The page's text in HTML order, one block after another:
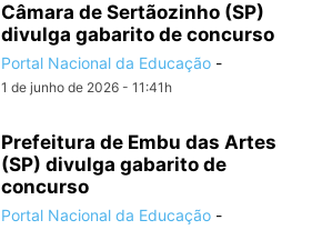
Câmara de Sertãozinho (SP)
divulga gabarito de concurso
Portal Nacional da Educação -
1 de junho de 2026 - 11:41h
Prefeitura de Embu das Artes
(SP) divulga gabarito de
concurso
Portal Nacional da Educação -